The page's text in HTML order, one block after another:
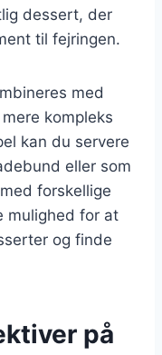
dessert, der
til fejringen.
med
kompleks
kan du servere
eller som
forskellige
mulighed for at
og finde
på